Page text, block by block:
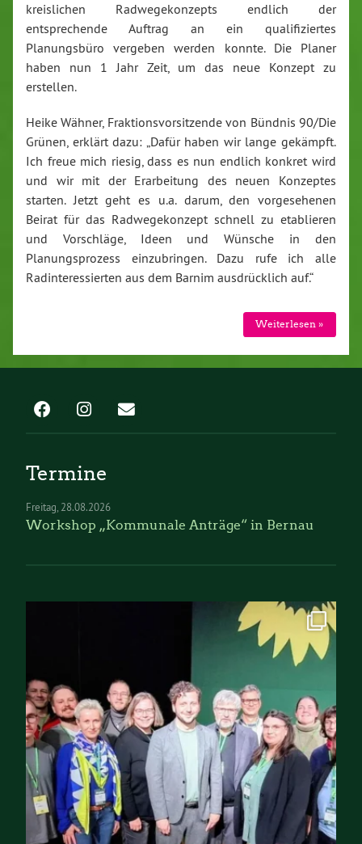
kreislichen Radwegekonzepts endlich der
entsprechende Auftrag an ein qualifiziertes
Planungsbüro vergeben werden konnte. Die Planer
haben nun 1 Jahr Zeit, um das neue Konzept zu
erstellen.
Heike Wähner, Fraktionsvorsitzende von Bündnis 90/Die
Grünen, erklärt dazu: „Dafür haben wir lange gekämpft.
Ich freue mich riesig, dass es nun endlich konkret wird
und wir mit der Erarbeitung des neuen Konzeptes
starten. Jetzt geht es u.a. darum, den vorgesehenen
Beirat für das Radwegekonzept schnell zu etablieren
und Vorschläge, Ideen und Wünsche in den
Planungsprozess einzubringen. Dazu rufe ich alle
Radinteressierten aus dem Barnim ausdrücklich auf.“
Weiterlesen »
Termine
Freitag 28.08.2026
Workshop „Kommunale Anträge“ in Bernau